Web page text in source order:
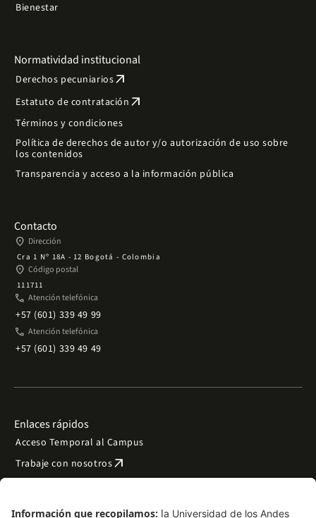
Bienestar
Normatividad institucional
Derechos pecuniariosarrow_outward
Estatuto de contratación arrow_outward
Términos y condiciones
Política de derechos de autor y/o autorización de uso sobre
los contenidos
Transparencia y acceso a la información pública
Contacto
place Dirección
Cra 1 Nº 18A - 12 Bogotá - Colombia
place Código postal
111711
phone Atención telefónica
+57 (601) 339 49 99
phone Atención telefónica
+57 (601) 339 49 49
Enlaces rápidos
Acceso Temporal al Campus
Trabaje con nosotrosarrow_outward
Preguntas frecuentes